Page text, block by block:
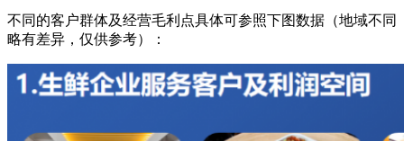
不同的客户群体及经营毛利点具体可参照下图数据（地域不同
略有差异，仅供参考）：